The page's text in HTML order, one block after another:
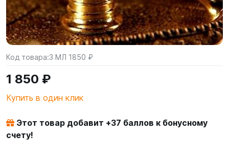
Код товара:3 МЛ 1850 ₽
1 850 ₽
Купить в один клик
Этот товар добавит +37 баллов к бонусному
счету!